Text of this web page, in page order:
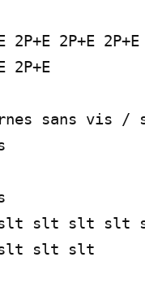
2P+E 2P+E 2P+E
2P+E
sans vis /
slt slt slt
slt slt